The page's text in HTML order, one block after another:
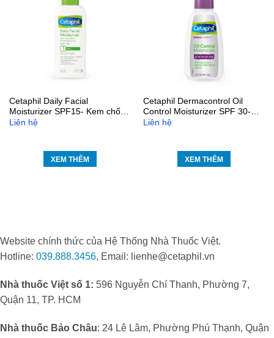
Cetaphil Daily Facial
Moisturizer SPF15- Kem chống
nắng, dưỡng ẩm
Liên hệ
XEM THÊM
Cetaphil Dermacontrol Oil
Control Moisturizer SPF 30-
Kem dưỡng ẩm chống nắng
Liên hệ
XEM THÊM
Website chính thức của Hệ Thống Nhà Thuốc Việt.
Hotline: 039.888.3456, Email: lienhe@cetaphil.vn
Nhà thuốc Việt số 1: 596 Nguyễn Chí Thanh, Phường 7,
Quận 11, TP. HCM
Nhà thuốc Bảo Châu: 24 Lê Lâm, Phường Phú Thạnh, Quận